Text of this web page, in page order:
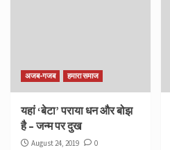
अजब-गजब हमारा समाज
यहां ‘बेटा’ पराया धन और बोझ
है – जन्म पर दुख
August 24, 2019 0